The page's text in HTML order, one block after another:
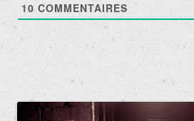
10 COMMENTAIRES